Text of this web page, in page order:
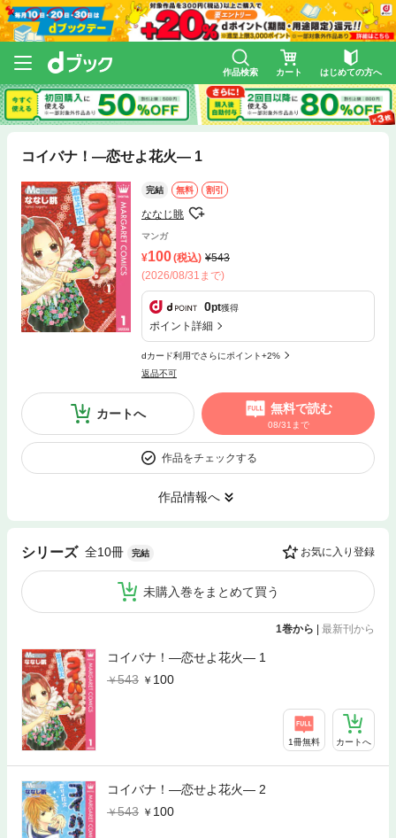
作品検索 カート はじめての方へ
コイバナ！―恋せよ花火― 1
完結 無料 割引
ななじ眺
マンガ
100(税込)
543
(2026/08/31まで)
0pt獲得
ポイント詳細
dカード利用でさらにポイント+2%
返品不可
カートへ 無料で読む
08/31まで
作品をチェックする
作品情報へ
シリーズ 全10冊 完結 お気に入り登録
未購入巻をまとめて買う
1巻から 最新刊から
コイバナ！―恋せよ花火― 1
543
100
1冊無料 カートへ
コイバナ！―恋せよ花火― 2
543
100